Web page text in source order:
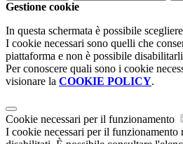
Gestione cookie
In questa schermata è possibile
I cookie necessari sono quelli che
piattaforma e non è possibile
Per conoscere quali sono i cookie
visionare la COOKIE POLICY.
Cookie necessari per il funzionamento
I cookie necessari per il funzionamento